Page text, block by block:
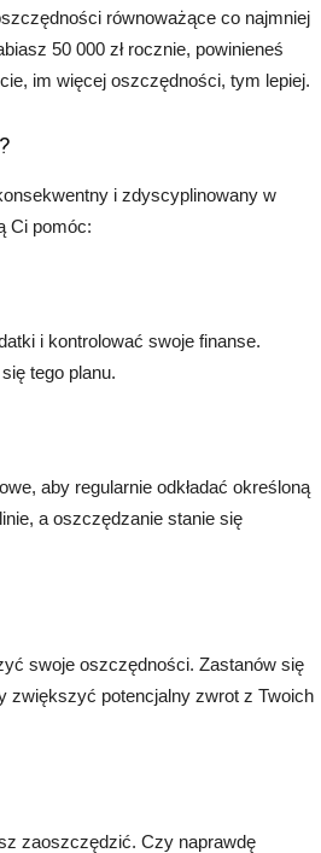
równoważące co najmniej
50 000 zł rocznie, powinieneś
im więcej oszczędności, tym lepiej.
i zdyscyplinowany w
Ci pomóc:
i kontrolować swoje finanse.
tego planu.
aby regularnie odkładać określoną
a oszczędzanie stanie się
swoje oszczędności. Zastanów się
zwiększyć potencjalny zwrot z Twoich
zaoszczędzić. Czy naprawdę